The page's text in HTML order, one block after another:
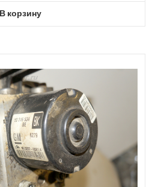
В корзину